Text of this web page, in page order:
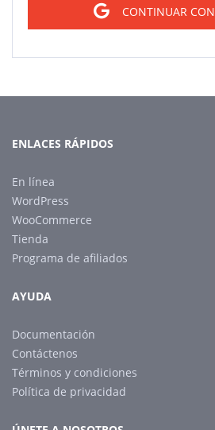
CONTINUAR CON
ENLACES RÁPIDOS
En línea
WordPress
WooCommerce
Tienda
Programa de afiliados
AYUDA
Documentación
Contáctenos
Términos y condiciones
Política de privacidad